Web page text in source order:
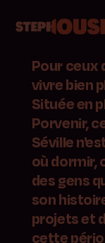
Pour ceux
vivre bien
Située en
Porvenir,
Séville
où dormir,
des gens
son
projets et
cette